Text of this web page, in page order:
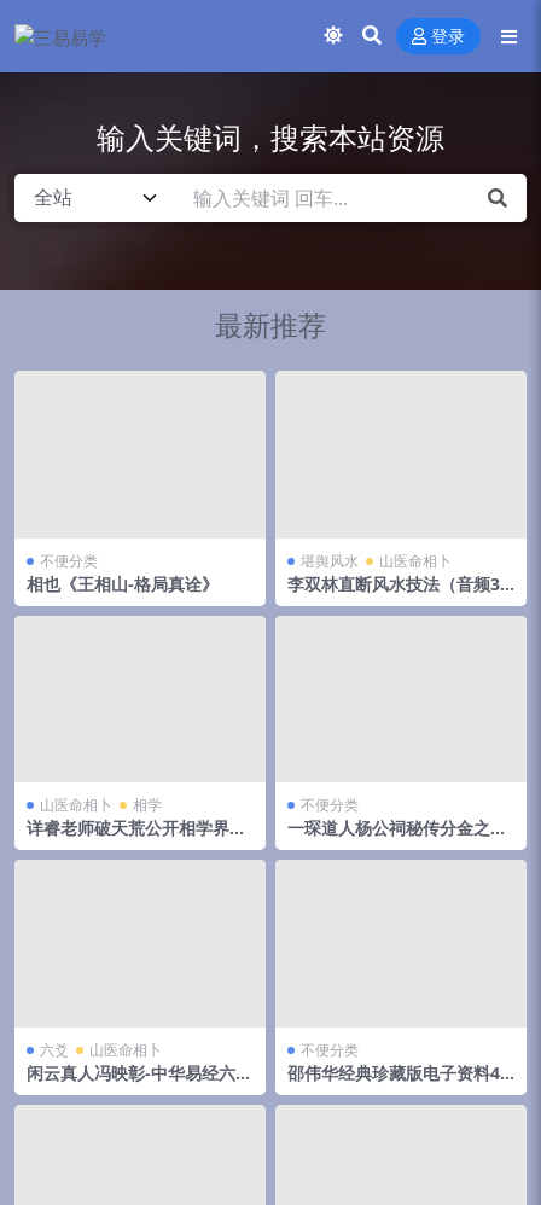
登录
输入关键词，搜索本站资源
最新推荐
不便分类
相也《王相山-格局真诠》
堪舆风水 山医命相卜
李双林直断风水技法（音频31
集）
山医命相卜 相学
详睿老师破天荒公开相学界不
传之秘法
不便分类
一琛道人杨公祠秘传分金之胎
骨线法（高清晰版本）
六爻 山医命相卜
闲云真人冯映彰-中华易经六爻
实用预测技术讲义352页
不便分类
邵伟华经典珍藏版电子资料42
部